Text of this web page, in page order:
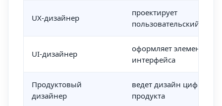
UX-дизайнер
проектирует
пользовательский путь
UI-дизайнер
оформляет элементы
интерфейса
Продуктовый
дизайнер
ведет дизайн
продукта